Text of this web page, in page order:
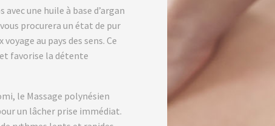
une huile à base d’argan
procurera un état de pur
au pays des sens. Ce
favorise la détente
le Massage polynésien
un lâcher prise immédiat.